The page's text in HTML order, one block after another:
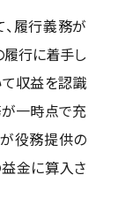
履行義務が
履行に着手し
収益を認識
が一時点で充
役務提供の
金に算入さ